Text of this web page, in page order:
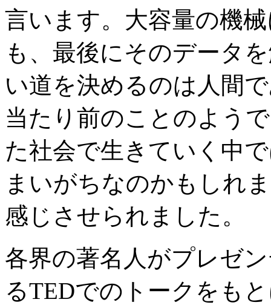
言います。大容量の機
も、最後にそのデータ
い道を決めるのは人間
当たり前のことのよう
た社会で生きていく中
まいがちなのかもしれ
感じさせられました。
各界の著名人がプレゼ
るTEDでのトークをも